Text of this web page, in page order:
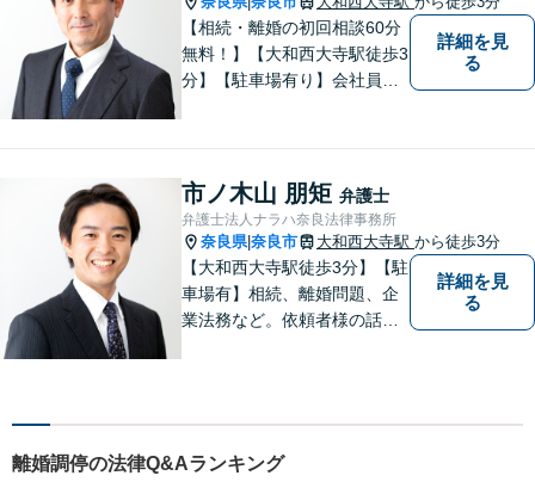
【相続・離婚の初回相談60分
無料！】【大和西大寺駅徒歩3
分】【駐車場有り】会社員を
ましたら、どうぞお気軽にご
相談ください。【お子様連れ
相談可】
詳細を見
る
市ノ木山 朋矩 弁護士
弁護士法人ナラハ奈良法律事務所
奈良県|奈良市 大和西大寺駅 から徒歩3分
【大和西大寺駅徒歩3分】【駐
車場有】相続、離婚問題、企
業法務など。依頼者様の話を
と聞いても良いのかな」など
と思わず、ぜひ一度ご相談く
ださい。【お子様連れ相談
詳細を見
る
離婚調停の法律Q&Aランキング